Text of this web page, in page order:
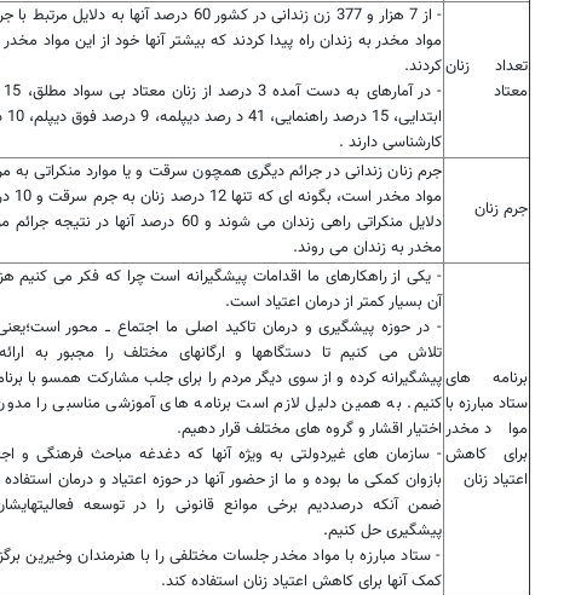
تعداد زنان
معتاد
- از 7 هزار و 377 زن زندانی در کشور 60 درصد آنها به دلایل
مواد مخدر به زندان راه پیدا کردند که بیشتر آنها خود از این مواد
کردند.
کارشناسی دارند .
جرم زنان
جرم زنان زندانی در جرائم دیگری همچون سرقت و یا موارد منکراتی به
مواد
دلایل منکراتی راهی زندان می شوند و 60 درصد آنها در
مخدر به زندان می روند.
برنامه های
ستاد مبارزه با
مواد مخدر
برای کاهش
اعتیاد زنان
- یکی از راهکارهای ما اقدامات پیشگیرانه است چرا که فکر می کنیم
آن بسیار کمتر از درمان اعتیاد است.
- در حوزه پیشگیری و درمان تاکید اصلی ما اجتماع ــ محور
تلاش می کنیم تا دستگاهها و ارگانهای مختلف را مجبور به
پیشگیرانه کرده و از سوی دیگر مردم را برای جلب مشارکت همسو با
کنیم. به همین دلیل لازم است برنامه های آموزشی مناسبی را
اختیار اقشار و گروه های مختلف قرار دهیم.
- سازمان های غیردولتی به ویژه آنها که دغدغه مباحث فرهنگی و
بازوان کمکی ما بوده و ما از حضور آنها در حوزه اعتیاد و درمان
ضمن آنکه درصددیم برخی موانع قانونی را در توسعه
پیشگیری حل کنیم.
- ستاد مبارزه با مواد مخدر جلسات مختلفی را با هنرمندان وخیرین
کمک آنها برای کاهش اعتیاد زنان استفاده کند.